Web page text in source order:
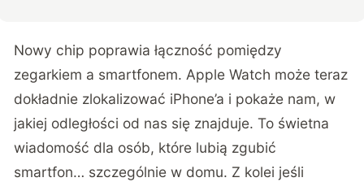
Nowy chip poprawia łączność pomiędzy
zegarkiem a smartfonem. Apple Watch może teraz
dokładnie zlokalizować iPhone’a i pokaże nam, w
jakiej odległości od nas się znajduje. To świetna
wiadomość dla osób, które lubią zgubić
smartfon… szczególnie w domu. Z kolei jeśli